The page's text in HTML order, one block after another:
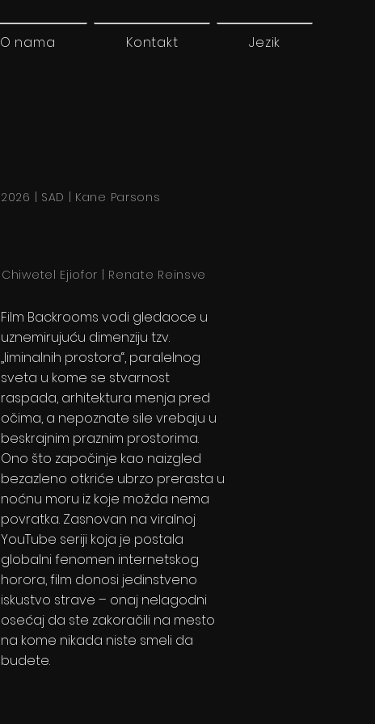
O nama Kontakt Jezik
2026 | SAD | Kane Parsons
Chiwetel Ejiofor | Renate Reinsve
Film Backrooms vodi gledaoce u
uznemirujuću dimenziju tzv.
„liminalnih prostora“, paralelnog
sveta u kome se stvarnost
raspada, arhitektura menja pred
očima, a nepoznate sile vrebaju u
beskrajnim praznim prostorima.
Ono što započinje kao naizgled
bezazleno otkriće ubrzo prerasta u
noćnu moru iz koje možda nema
povratka. Zasnovan na viralnoj
YouTube seriji koja je postala
globalni fenomen internetskog
horora, film donosi jedinstveno
iskustvo strave – onaj nelagodni
osećaj da ste zakoračili na mesto
na kome nikada niste smeli da
budete.